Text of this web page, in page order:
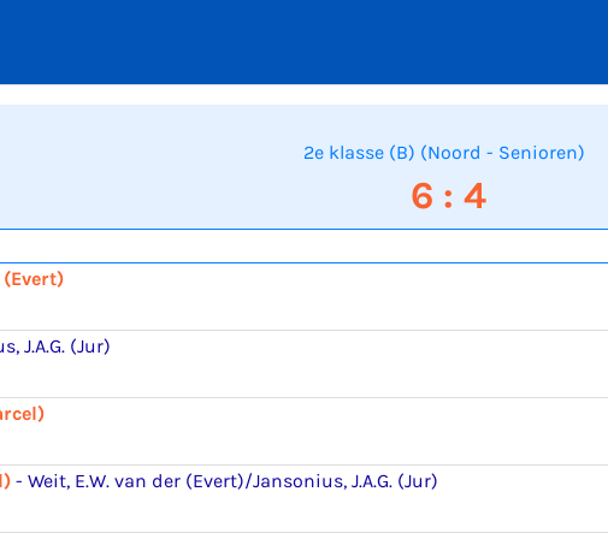
2e klasse (B) (Noord - Senioren)
6 : 4
(Evert)
J.A.G. (Jur)
- Weit, E.W. van der (Evert)/Jansonius, J.A.G. (Jur)